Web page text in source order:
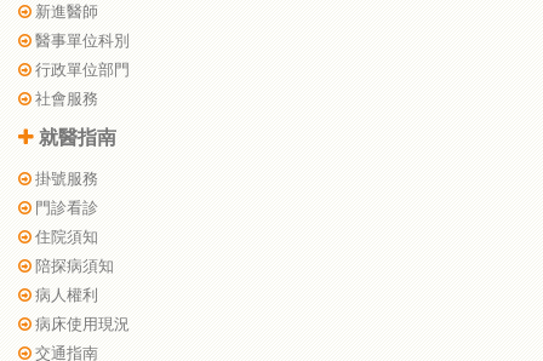
新進醫師
醫事單位科別
行政單位部門
社會服務
就醫指南
掛號服務
門診看診
住院須知
陪探病須知
病人權利
病床使用現況
交通指南